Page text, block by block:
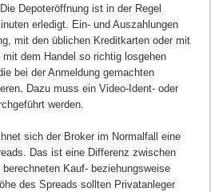
Depoteröffnung ist in der Regel
erledigt. Ein- und Auszahlungen
mit den üblichen Kreditkarten oder mit
dem Handel so richtig losgehen
bei der Anmeldung gemachten
Dazu muss ein Video-Ident- oder
werden.
sich der Broker im Normalfall eine
Das ist eine Differenz zwischen
Kauf- beziehungsweise
des Spreads sollten Privatanleger